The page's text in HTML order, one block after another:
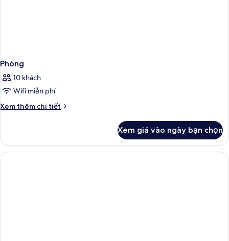
Phòng
10 khách
Wifi miễn phí
Xem thêm chi tiết
Chi
Phòng
Xem giá vào ngày bạn chọn